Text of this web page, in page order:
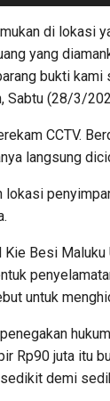
di lokasi
yang
bukti
Sabtu (28/3/
CCTV.
langsung
Besi Maluku
untuk
Rp90 juta itu
demi